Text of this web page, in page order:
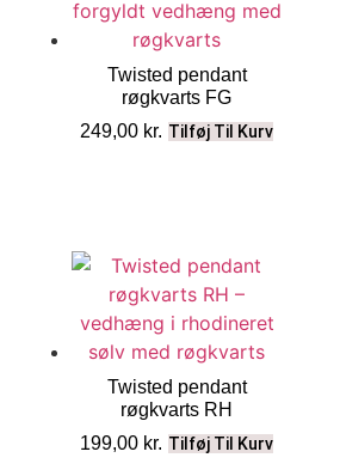
Twisted pendant
røgkvarts FG
249,00 kr. Tilføj Til Kurv
Twisted pendant
røgkvarts RH
199,00 kr. Tilføj Til Kurv